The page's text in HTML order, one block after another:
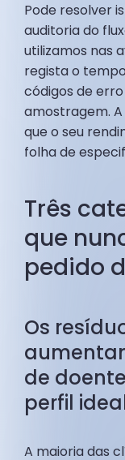
Pode resolver
auditoria do
utilizamos nas
regista o
códigos de
amostragem.
que o seu
folha de
Três
que
pedido
Os
de
perfil
A maioria das